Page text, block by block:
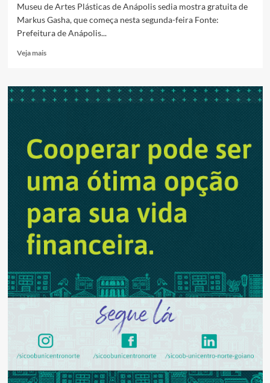
Museu de Artes Plásticas de Anápolis sedia mostra gratuita de
Markus Gasha, que começa nesta segunda-feira Fonte:
Prefeitura de Anápolis...
Veja maisRead
Fotógrafo
alemão
de
Artes